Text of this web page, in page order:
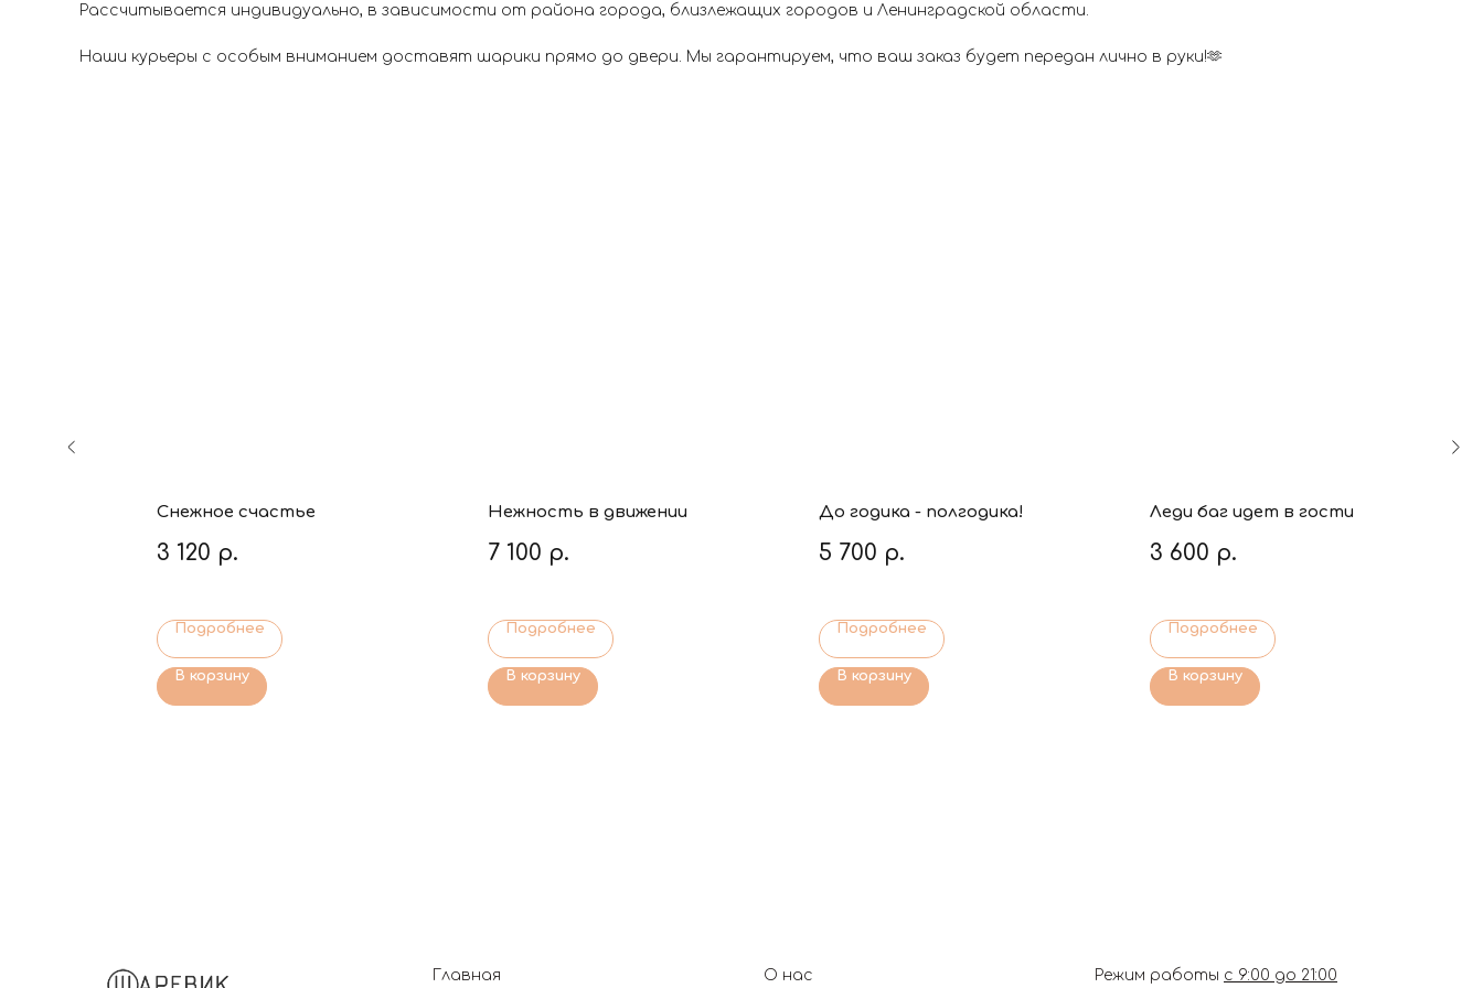
Рассчитывается индивидуально, в зависимости от района города, близлежащих городов и Ленинградской области.
Наши курьеры с особым вниманием доставят шарики прямо до двери. Мы гарантируем, что ваш заказ будет передан лично в руки!🫶
Снежное счастье
3 120 р.
Подробнее
В корзину
Нежность в движении
7 100 р.
Подробнее
В корзину
До годика - полгодика!
5 700 р.
Подробнее
В корзину
Леди баг идет в гости
3 600 р.
Подробнее
В корзину
Главная О нас Режим работы с 9:00 до 21:00